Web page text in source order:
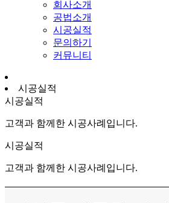
회사소개
공법소개
시공실적
문의하기
커뮤니티
시공실적
시공실적
고객과 함께한 시공사례입니다.
시공실적
고객과 함께한 시공사례입니다.